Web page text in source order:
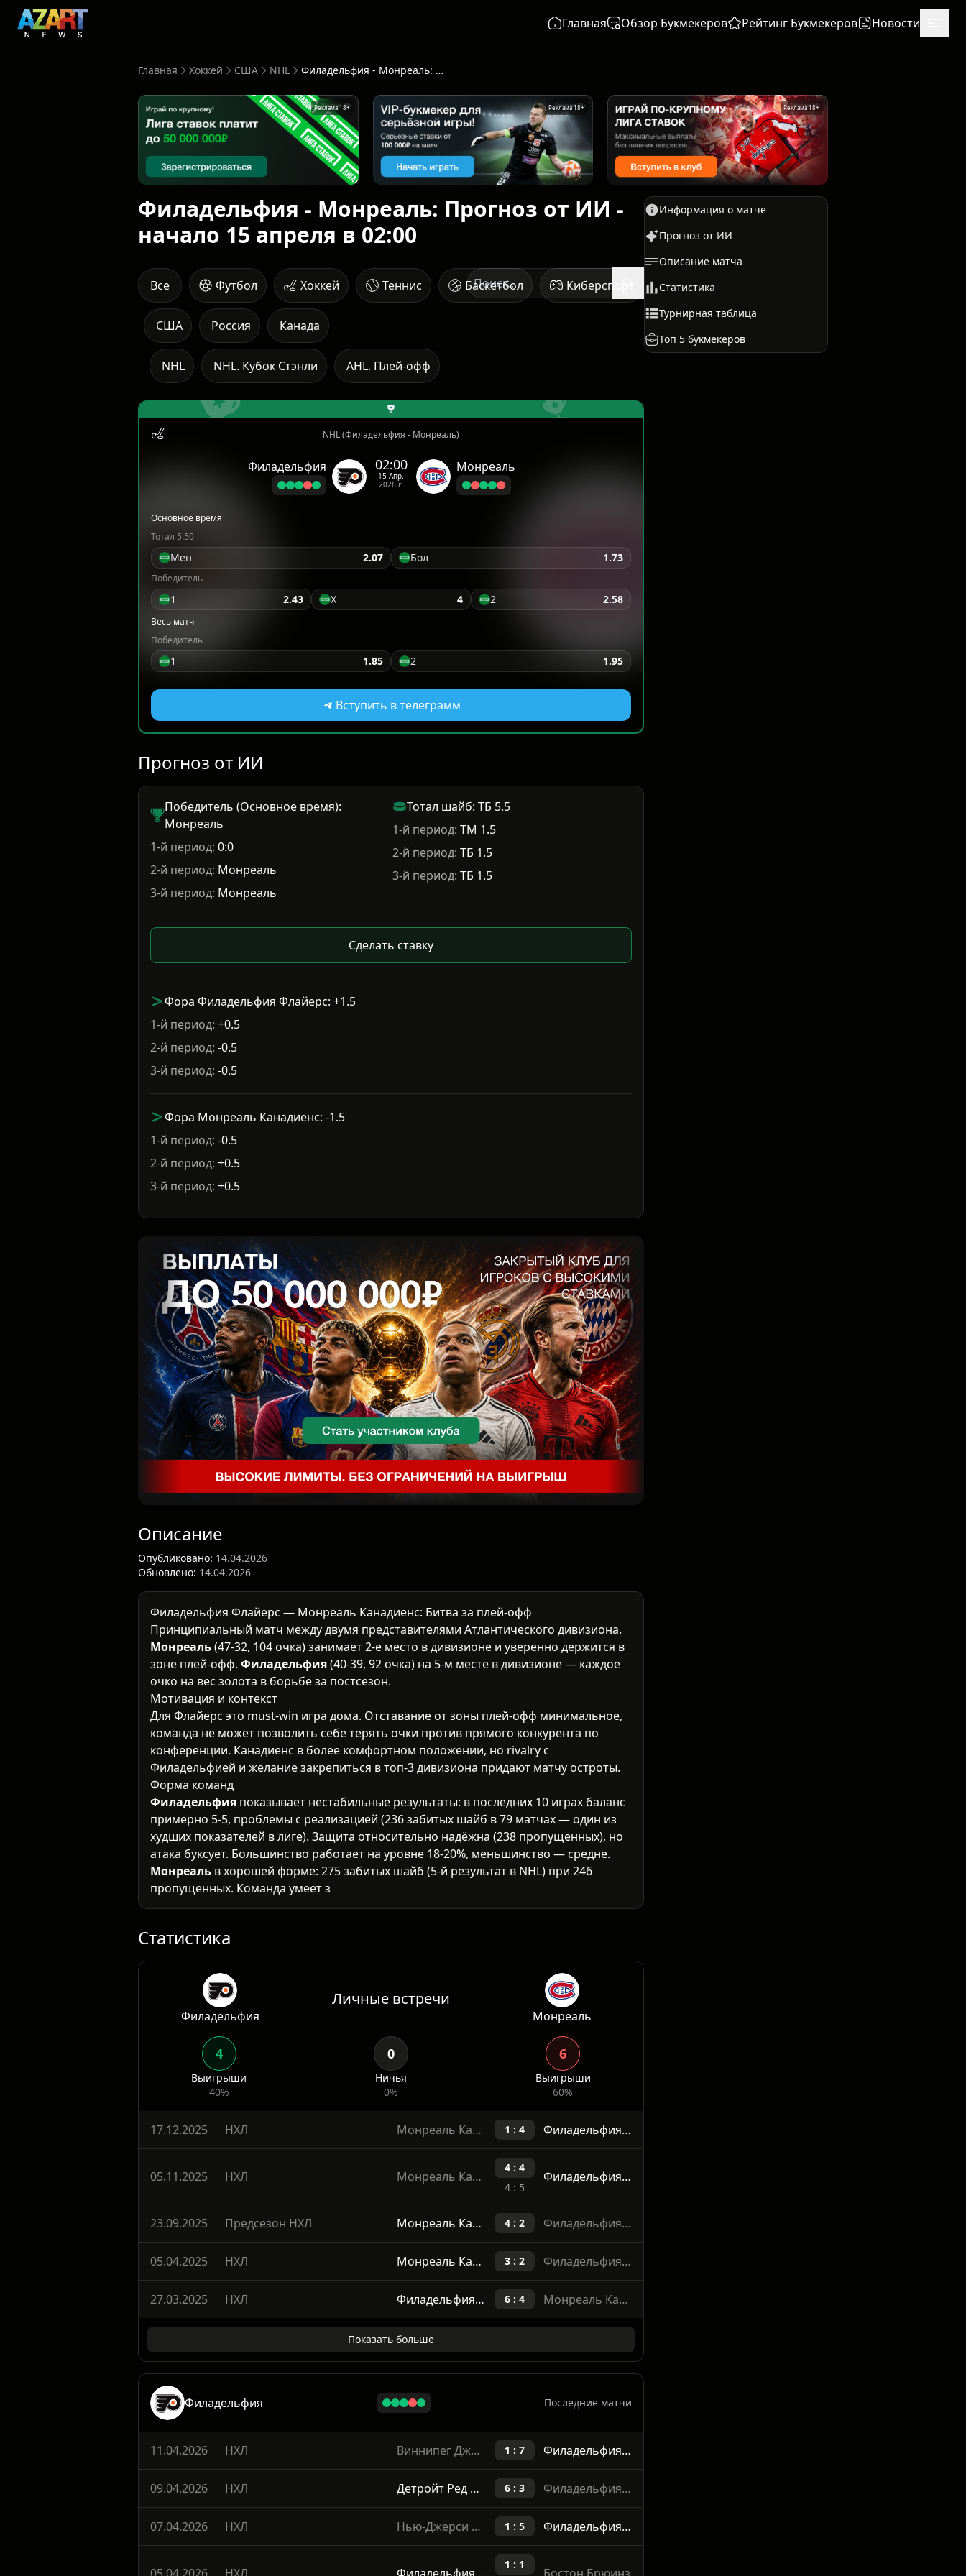
Главная Обзор Букмекеров Рейтинг Букмекеров Новости
Главная Хоккей США NHL Филадельфия - Монреаль: Прогноз от ИИ - начало 15 апреля в 02:00
Реклама 18+ Реклама 18+ Реклама 18+
Филадельфия - Монреаль: Прогноз от ИИ -
начало 15 апреля в 02:00
Все Футбол Хоккей Теннис Баскетбол Киберспорт Единоборства
Россия
США Канада
NHL NHL. Кубок Стэнли AHL. Плей-офф
NHL (Филадельфия - Монреаль)
Филадельфия 02:00
15 Апр.
2026 г.
Монреаль
Основное время
Тотал 5.50
Мен 2.07 Бол 1.73
Победитель
1 2.43 X 4 2 2.58
Весь матч
Победитель
1 1.85 2 1.95
Вступить в телеграмм
Прогноз от ИИ
Победитель (Основное время):
Монреаль
1-й период: 0:0
2-й период: Монреаль
3-й период: Монреаль
Тотал шайб: ТБ 5.5
1-й период: ТМ 1.5
2-й период: ТБ 1.5
3-й период: ТБ 1.5
Сделать ставку
Фора Филадельфия Флайерс: +1.5
1-й период: +0.5
2-й период: -0.5
3-й период: -0.5
Фора Монреаль Канадиенс: -1.5
1-й период: -0.5
2-й период: +0.5
3-й период: +0.5
Описание
Опубликовано: 14.04.2026
Обновлено: 14.04.2026
Филадельфия Флайерс — Монреаль Канадиенс: Битва за плей-офф
Принципиальный матч между двумя представителями Атлантического дивизиона.
Монреаль(47-32, 104 очка) занимает 2-е место в дивизионе и уверенно держится в
зоне плей-офф. Филадельфия(40-39, 92 очка) на 5-м месте в дивизионе — каждое
очко на вес золота в борьбе за постсезон.
Мотивация и контекст
Для Флайерс это must-win игра дома. Отставание от зоны плей-офф минимальное,
команда не может позволить себе терять очки против прямого конкурента по
конференции. Канадиенс в более комфортном положении, но rivalry с
Филадельфией и желание закрепиться в топ-3 дивизиона придают матчу остроты.
Форма команд
Филадельфия показывает нестабильные результаты: в последних 10 играх баланс
примерно 5-5, проблемы с реализацией (236 забитых шайб в 79 матчах — один из
худших показателей в лиге). Защита относительно надёжна (238 пропущенных), но
атака буксует. Большинство работает на уровне 18-20%, меньшинство — средне.
Монреаль в хорошей форме: 275 забитых шайб (5-й результат в NHL) при 246
пропущенных. Команда умеет забивать, особенно через скоростные контратаки.
Специальные бригады сбалансированы. В последних матчах Канадиенс
Статистика
Филадельфия
Личные встречи
Монреаль
4
40%
0
0%
6
60%
1 : 4
4 : 4
4 : 5
23.09.2025 Предсезон НХЛ 4 : 2
05.04.2025 НХЛ Монреаль Канадиенс 3 : 2
Показать больше
11.04.2026 НХЛ 1 : 7
09.04.2026 НХЛ 6 : 3
1 : 5
Информация о матче
Прогноз от ИИ
Описание матча
Статистика
Турнирная таблица
Топ 5 букмекеров